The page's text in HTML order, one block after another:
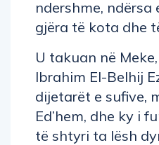
ndershme, ndërsa
gjëra të kota dhe
U takuan në
Ibrahim El-Belhij
dijetarët e sufive,
Ed’hem, dhe ky i
të shtyri ta lësh